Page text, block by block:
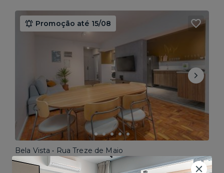
Promoção até 15/08
Bela Vista • Rua Treze de Maio
Compartilhado até 5 pessoas • 160m²